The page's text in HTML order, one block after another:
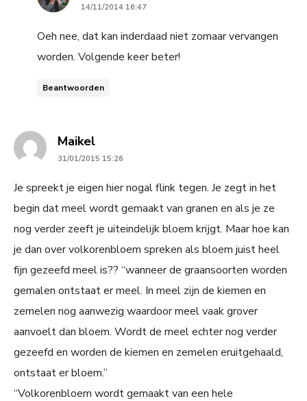
14/11/2014 16:47
Oeh nee, dat kan inderdaad niet zomaar vervangen
worden. Volgende keer beter!
Beantwoorden
Maikelsays:
31/01/2015 15:26
Je spreekt je eigen hier nogal flink tegen. Je zegt in het
begin dat meel wordt gemaakt van granen en als je ze
nog verder zeeft je uiteindelijk bloem krijgt. Maar hoe kan
je dan over volkorenbloem spreken als bloem juist heel
fijn gezeefd meel is?? “wanneer de graansoorten worden
gemalen ontstaat er meel. In meel zijn de kiemen en
zemelen nog aanwezig waardoor meel vaak grover
aanvoelt dan bloem. Wordt de meel echter nog verder
gezeefd en worden de kiemen en zemelen eruitgehaald,
ontstaat er bloem.”
“Volkorenbloem wordt gemaakt van een hele